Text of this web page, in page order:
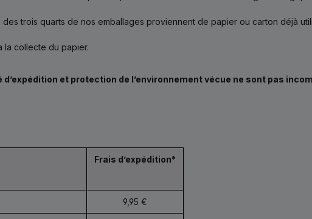
trois quarts de nos emballages proviennent de papier ou carton déjà
la collecte du papier.
d’expédition et protection de l’environnement vécue ne sont pas
Frais d’expédition*
9,95 €